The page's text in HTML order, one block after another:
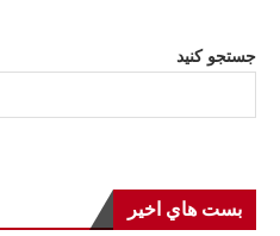
جستجو کنید
بست هاي اخير